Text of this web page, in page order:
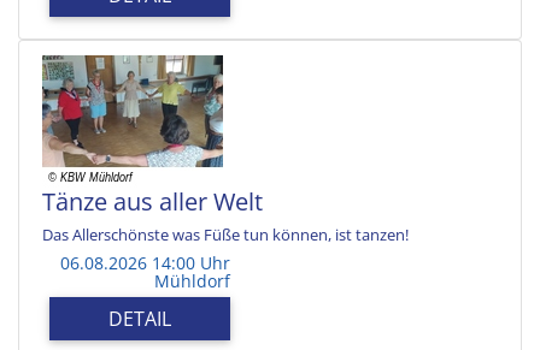
Tänze aus aller Welt
Das Allerschönste was Füße tun können, ist tanzen!
06.08.2026 14:00 Uhr
Mühldorf
DETAIL